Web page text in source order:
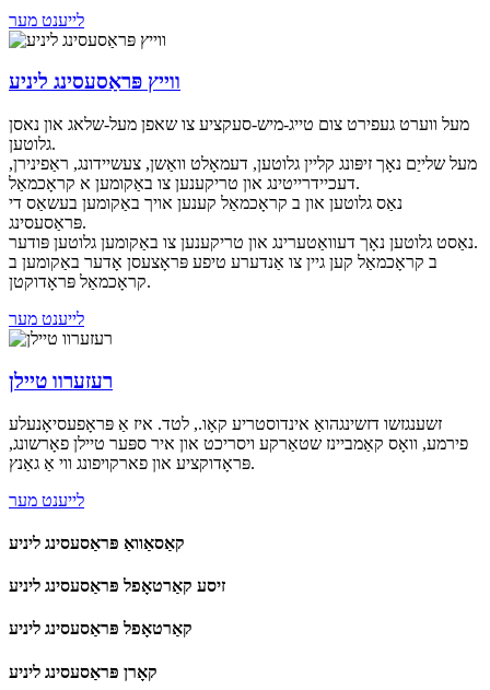
לייענט מער
ווייץ פּראַסעסינג ליניע
מעל ווערט געפירט צום טייג-מיש-סעקציע צו שאפן מעל-שלאג און נאסן
גלוטען.
מעל שלייַם נאָך זיפּונג קליין גלוטען, דעמאָלט וואַשן, צעשיידונג, ראַפינירן,
דעכיידרייטינג און טריקענען צו באַקומען א קראָכמאַל.
נאַס גלוטען און ב קראָכמאַל קענען אויך באַקומען בעשאַס די
פּראַסעסינג.
נאַסט גלוטען נאָך דעוואַטערינג און טריקענען צו באַקומען גלוטען פּודער.
ב קראָכמאַל קען גיין צו אַנדערע טיפע פּראָצעסן אָדער באַקומען ב
קראָכמאַל פּראָדוקטן.
לייענט מער
רעזערוו טיילן
זשענגזשו דזשינגהואַ אינדוסטריע קאָו., לטד. איז אַ פּראָפעסיאָנעלע
פירמע, וואָס קאַמביינז שטאַרקע ויסריכט און איר ספּער טיילן פאָרשונג,
פּראָדוקציע און פארקויפונג ווי אַ גאַנץ.
לייענט מער
קאַסאַוואַ פּראַסעסינג ליניע
זיסע קאַרטאָפל פּראַסעסינג ליניע
קאַרטאָפל פּראַסעסינג ליניע
קאָרן פּראַסעסינג ליניע